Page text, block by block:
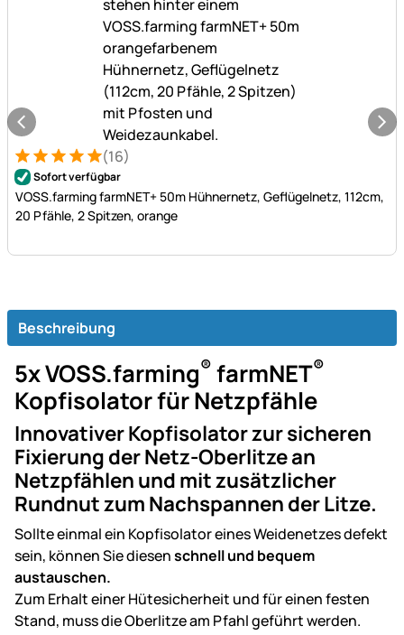
Bewertung: 5 von 5 (16 Bewertungen)
16 Bewertungen
(16)
Sofort verfügbar
VOSS.farming farmNET+ 50m Hühnernetz, Geflügelnetz, 112cm,
20 Pfähle, 2 Spitzen, orange
Beschreibung
5x VOSS.farming® farmNET®
Kopfisolator für Netzpfähle
Innovativer Kopfisolator zur sicheren
Fixierung der Netz-Oberlitze an
Netzpfählen und mit zusätzlicher
Rundnut zum Nachspannen der Litze.
Sollte einmal ein Kopfisolator eines Weidenetzes defekt
sein, können Sie diesenschnell und bequem
austauschen.
Zum Erhalt einer Hütesicherheit und für einen festen
Stand, muss die Oberlitze am Pfahl geführt werden.